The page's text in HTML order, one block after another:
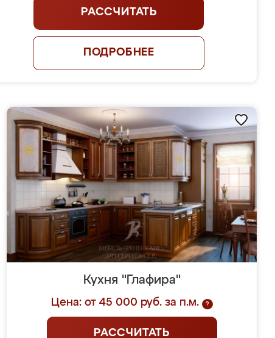
РАССЧИТАТЬ
ПОДРОБНЕЕ
Кухня "Глафира"
Цена: от 45 000 руб. за п.м. ?
РАССЧИТАТЬ